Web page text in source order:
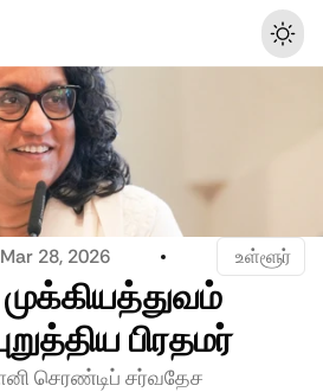
Mar 28, 2026 உள்ளூர்
பிரதமர்
செரண்டிப் சர்வதேச